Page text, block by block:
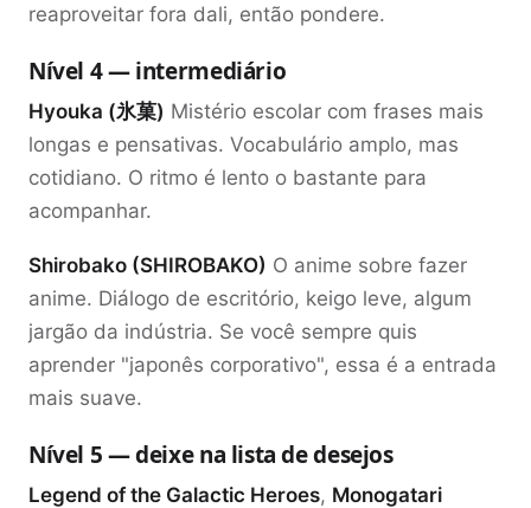
reaproveitar fora dali, então pondere.
Nível 4 — intermediário
Hyouka (氷菓) Mistério escolar com frases mais
longas e pensativas. Vocabulário amplo, mas
cotidiano. O ritmo é lento o bastante para
acompanhar.
Shirobako (SHIROBAKO) O anime sobre fazer
anime. Diálogo de escritório, keigo leve, algum
jargão da indústria. Se você sempre quis
aprender "japonês corporativo", essa é a entrada
mais suave.
Nível 5 — deixe na lista de desejos
Legend of the Galactic Heroes, Monogatari